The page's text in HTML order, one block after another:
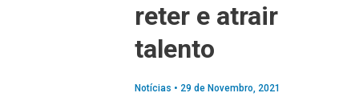
reter e atrair
talento
Notícias • 29 de Novembro, 2021